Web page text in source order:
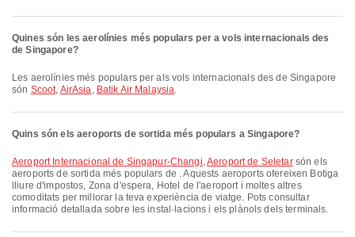
Quines són les aerolínies més populars per a vols internacionals des
de Singapore?
Les aerolínies més populars per als vols internacionals des de Singapore
són Scoot, AirAsia, Batik Air Malaysia.
Quins són els aeroports de sortida més populars a Singapore?
Aeroport Internacional de Singapur-Changi,Aeroport de Seletarsón els
aeroports de sortida més populars de . Aquests aeroports ofereixen Botiga
lliure d'impostos, Zona d'espera, Hotel de l'aeroport i moltes altres
comoditats per millorar la teva experiència de viatge. Pots consultar
informació detallada sobre les instal·lacions i els plànols dels terminals.